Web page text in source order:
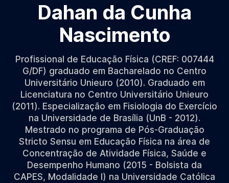
Dahan da Cunha
Nascimento
Profissional de Educação Física (CREF: 007444
G/DF) graduado em Bacharelado no Centro
Universitário Unieuro (2010). Graduado em
Licenciatura no Centro Universitário Unieuro
(2011). Especialização em Fisiologia do Exercício
na Universidade de Brasília (UnB - 2012).
Mestrado no programa de Pós-Graduação
Stricto Sensu em Educação Física na área de
Concentração de Atividade Física, Saúde e
Desempenho Humano (2015 - Bolsista da
CAPES, Modalidade I) na Universidade Católica